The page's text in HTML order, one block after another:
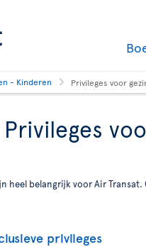
- Kinderen Privileges voor
Privileges
heel belangrijk voor Air
privileges